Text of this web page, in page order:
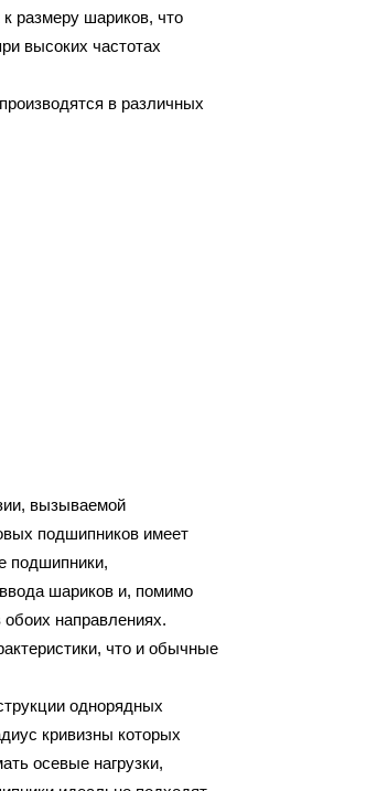
размеру шариков, что
высоких частотах
в различных
вызываемой
подшипников имеет
подшипники,
шариков и, помимо
направлениях.
что и обычные
однорядных
кривизны которых
осевые нагрузки,